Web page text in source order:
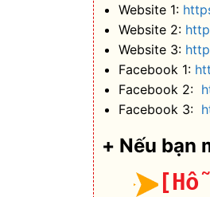
Website 1:
Website 2:
Website 3:
Facebook 1:
Facebook 2:
Facebook 3:
+ Nếu bạn